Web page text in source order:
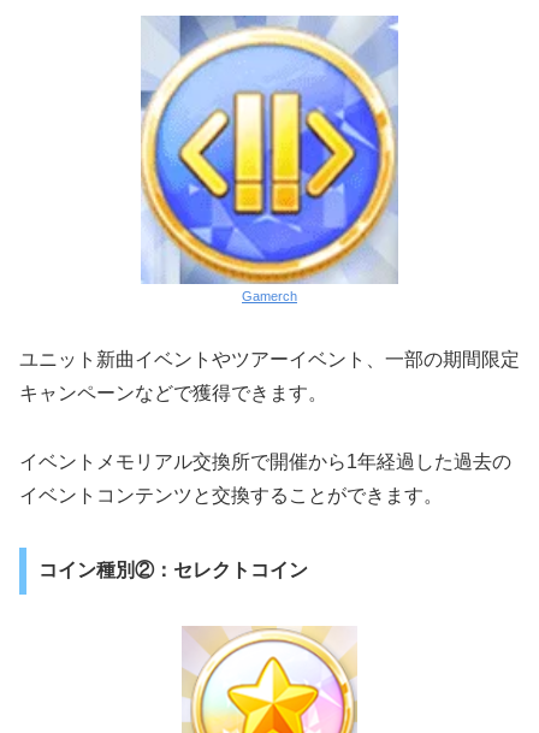
Gamerch
ユニット新曲イベントやツアーイベント、一部の期間限定
キャンペーンなどで獲得できます。
イベントメモリアル交換所で開催から1年経過した過去の
イベントコンテンツと交換することができます。
コイン種別②：セレクトコイン